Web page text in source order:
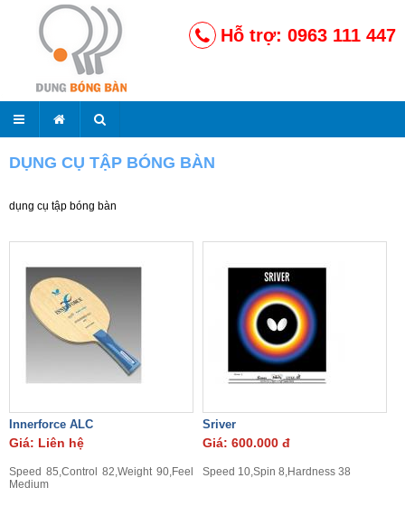
Hỗ trợ: 0963 111 447
DỤNG CỤ TẬP BÓNG BÀN
dụng cụ tập bóng bàn
Innerforce ALC
Giá: Liên hệ
Speed 85,Control 82,Weight 90,Feel
Medium
Sriver
Giá: 600.000 đ
Speed 10,Spin 8,Hardness 38